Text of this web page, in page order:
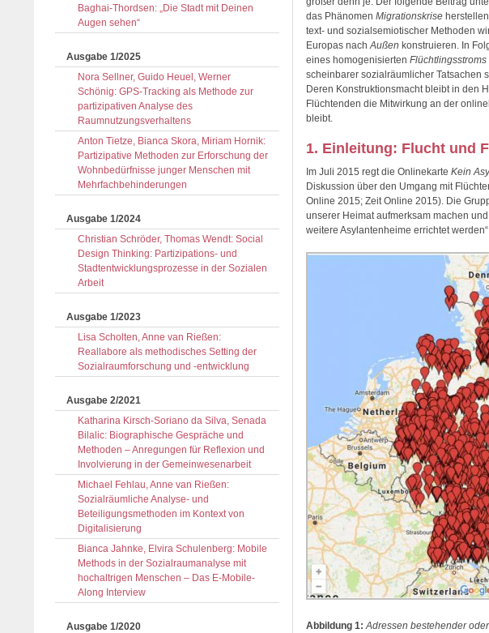
das Phänomen Migrationskrise
text- und sozialsemiotischer Methoden
Europas nachAußen konstruieren. In
eines homogenisierten Flüchtlingsstroms
scheinbarer sozialräumlicher Tatsachen
Deren Konstruktionsmacht bleibt in den
Flüchtenden die Mitwirkung an der
bleibt.
1. Einleitung: Flucht und
Im Juli 2015 regt die Onlinekarte Kein
Diskussion über den Umgang mit
Online 2015; Zeit Online 2015). Die
unserer Heimat aufmerksam machen
weitere Asylantenheime errichtet
Abbildung 1: Adressen bestehender
Baghai-Thordsen: „Die Stadt mit Deinen
Augen sehen“
Ausgabe 1/2025
Nora Sellner, Guido Heuel, Werner
Schönig: GPS-Tracking als Methode zur
partizipativen Analyse des
Raumnutzungsverhaltens
Anton Tietze, Bianca Skora, Miriam Hornik:
Partizipative Methoden zur Erforschung der
Wohnbedürfnisse junger Menschen mit
Mehrfachbehinderungen
Ausgabe 1/2024
Christian Schröder, Thomas Wendt: Social
Design Thinking: Partizipations- und
Stadtentwicklungsprozesse in der Sozialen
Arbeit
Ausgabe 1/2023
Lisa Scholten, Anne van Rießen:
Reallabore als methodisches Setting der
Sozialraumforschung und -entwicklung
Ausgabe 2/2021
Katharina Kirsch-Soriano da Silva, Senada
Bilalic: Biographische Gespräche und
Methoden – Anregungen für Reflexion und
Involvierung in der Gemeinwesenarbeit
Michael Fehlau, Anne van Rießen:
Sozialräumliche Analyse- und
Beteiligungsmethoden im Kontext von
Digitalisierung
Bianca Jahnke, Elvira Schulenberg: Mobile
Methods in der Sozialraumanalyse mit
hochaltrigen Menschen – Das E-Mobile-
Along Interview
Ausgabe 1/2020